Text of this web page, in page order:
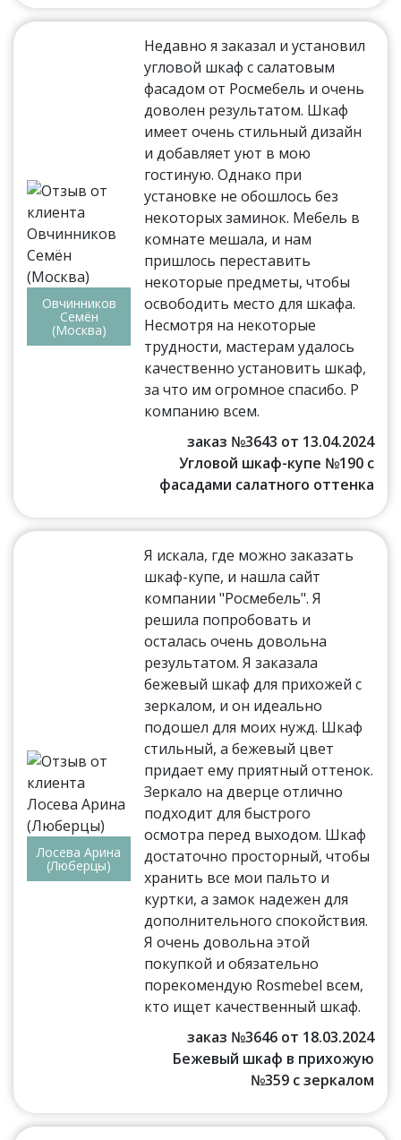
Овчинников
Семён
(Москва)
Недавно я заказал и установил
угловой шкаф с салатовым
фасадом от Росмебель и очень
доволен результатом. Шкаф
имеет очень стильный дизайн
и добавляет уют в мою
гостиную. Однако при
установке не обошлось без
некоторых заминок. Мебель в
комнате мешала, и нам
пришлось переставить
некоторые предметы, чтобы
освободить место для шкафа.
Несмотря на некоторые
трудности, мастерам удалось
качественно установить шкаф,
за что им огромное спасибо. Р
компанию всем.
заказ №3643 от 13.04.2024
Угловой шкаф-купе №190 с
фасадами салатного оттенка
Лосева Арина
(Люберцы)
Я искала, где можно заказать
шкаф-купе, и нашла сайт
компании "Росмебель". Я
решила попробовать и
осталась очень довольна
результатом. Я заказала
бежевый шкаф для прихожей с
зеркалом, и он идеально
подошел для моих нужд. Шкаф
стильный, а бежевый цвет
придает ему приятный оттенок.
Зеркало на дверце отлично
подходит для быстрого
осмотра перед выходом. Шкаф
достаточно просторный, чтобы
хранить все мои пальто и
куртки, а замок надежен для
дополнительного спокойствия.
Я очень довольна этой
покупкой и обязательно
порекомендую Rosmebel всем,
кто ищет качественный шкаф.
заказ №3646 от 18.03.2024
Бежевый шкаф в прихожую
№359 с зеркалом